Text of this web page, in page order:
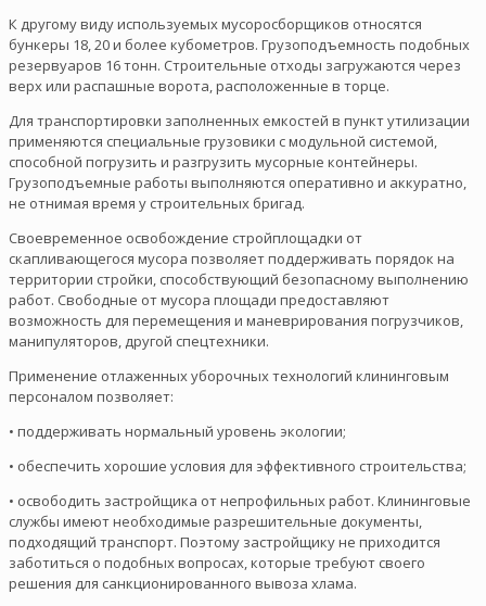
К другому виду используемых мусоросборщиков относятся
бункеры 18, 20 и более кубометров. Грузоподъемность подобных
резервуаров 16 тонн. Строительные отходы загружаются через
верх или распашные ворота, расположенные в торце.
Для транспортировки заполненных емкостей в пункт утилизации
применяются специальные грузовики с модульной системой,
способной погрузить и разгрузить мусорные контейнеры.
Грузоподъемные работы выполняются оперативно и аккуратно,
не отнимая время у строительных бригад.
Своевременное освобождение стройплощадки от
скапливающегося мусора позволяет поддерживать порядок на
территории стройки, способствующий безопасному выполнению
работ. Свободные от мусора площади предоставляют
возможность для перемещения и маневрирования погрузчиков,
манипуляторов, другой спецтехники.
Применение отлаженных уборочных технологий клининговым
персоналом позволяет:
• поддерживать нормальный уровень экологии;
• обеспечить хорошие условия для эффективного строительства;
• освободить застройщика от непрофильных работ. Клининговые
службы имеют необходимые разрешительные документы,
подходящий транспорт. Поэтому застройщику не приходится
заботиться о подобных вопросах, которые требуют своего
решения для санкционированного вывоза хлама.